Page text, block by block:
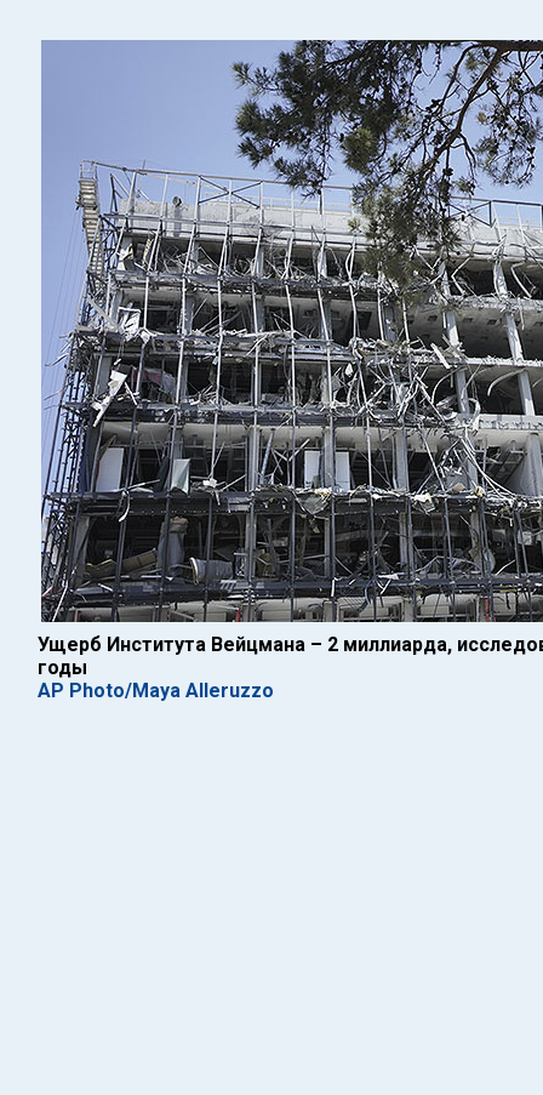
Ущерб Института Вейцмана – 2 миллиарда,
годы
AP Photo/Maya Alleruzzo